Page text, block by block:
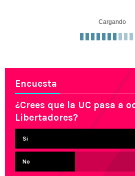
Cargando
Encuesta
¿Crees que la UC pasa a
Libertadores?
Si
No